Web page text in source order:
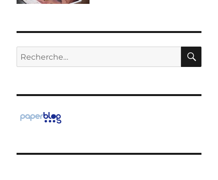
Recherche
pour :